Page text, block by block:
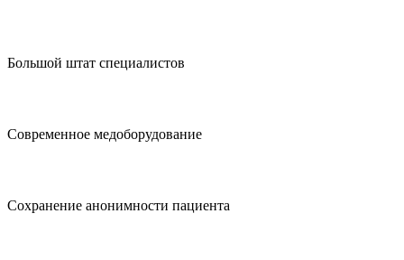
Большой штат специалистов
Современное медоборудование
Сохранение анонимности пациента